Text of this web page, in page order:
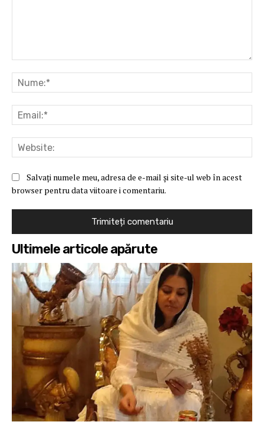
Salvați numele meu, adresa de e-mail și site-ul web în acest
browser pentru data viitoare i comentariu.
Ultimele articole apărute